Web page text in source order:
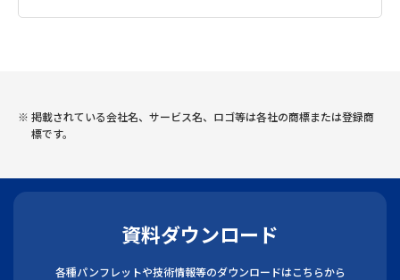
掲載されている会社名、サービス名、ロゴ等は各社の商標または登録商
標です。
資料ダウンロード
各種パンフレットや技術情報等のダウンロードはこちらから